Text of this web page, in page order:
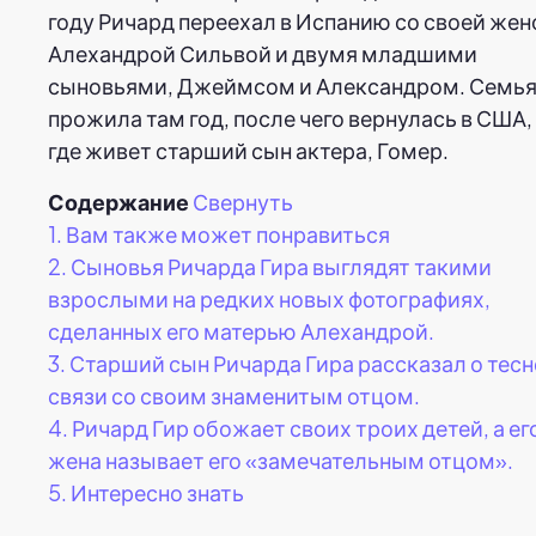
году Ричард переехал в Испанию со своей
Алехандрой Сильвой и двумя младшими
сыновьями, Джеймсом и Александром. Семья
прожила там год, после чего вернулась в США,
где живет старший сын актера, Гомер.
Содержание Свернуть
1. Вам также может понравиться
2. Сыновья Ричарда Гира выглядят такими
взрослыми на редких новых фотографиях,
сделанных его матерью Алехандрой.
3. Старший сын Ричарда Гира рассказал о
связи со своим знаменитым отцом.
4. Ричард Гир обожает своих троих детей, а
жена называет его «замечательным отцом».
5. Интересно знать